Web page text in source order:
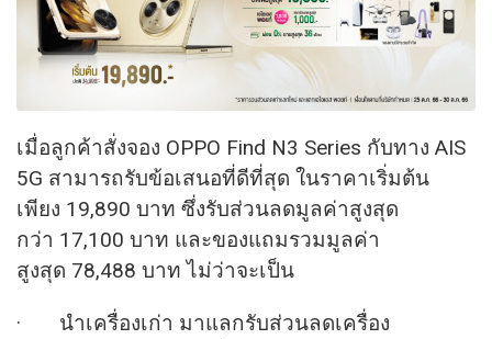
เมื่อลูกค้าสั่งจอง OPPO Find N3 Series กับทาง AIS
5G สามารถรับข้อเสนอที่ดีที่สุด ในราคาเริ่มต้น
เพียง 19,890 บาท ซึ่งรับส่วนลดมูลค่าสูงสุด
กว่า 17,100 บาท และของแถมรวมมูลค่า
สูงสุด 78,488 บาท ไม่ว่าจะเป็น
· นำเครื่องเก่า มาแลกรับส่วนลดเครื่อง